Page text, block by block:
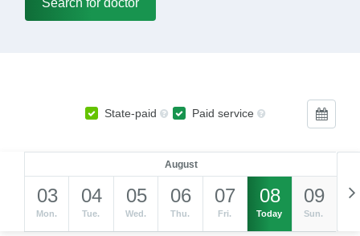
State-paid Paid service
August
03
Mon.
04
Tue.
05
Wed.
06
Thu.
07
Fri.
08
Today
09
Sun.